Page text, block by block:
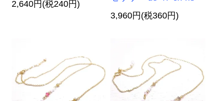
2,640円(税240円)
3,960円(税360円)